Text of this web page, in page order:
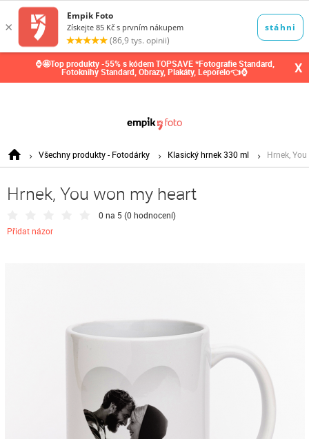
⌚🤩Top produkty -55% s kódem TOPSAVE *Fotografie Standard,
Fotoknihy Standard, Obrazy, Plakáty, Leporelo👈⌚ X
Všechny produkty - Fotodárky Klasický hrnek 330 ml Hrnek,
Hrnek, You won my heart
0 na 5 (0 hodnocení)
Přidat názor